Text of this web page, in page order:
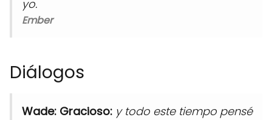
yo.
Ember
Diálogos
Wade: Gracioso: y todo este tiempo pensé